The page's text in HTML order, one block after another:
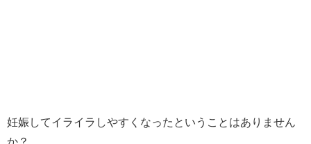
妊娠してイライラしやすくなったということはありません
か？